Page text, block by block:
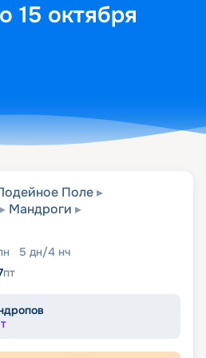
15 октября
Поле
Мандроги
5 дн/4 нч
пт